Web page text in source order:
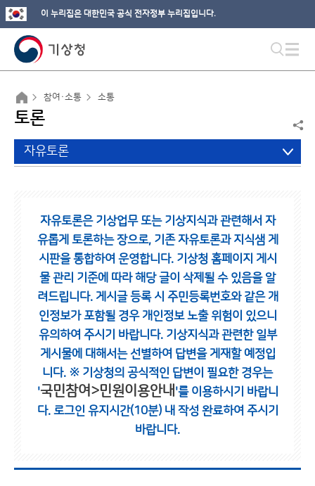
이 누리집은 대한민국 공식 전자정부 누리집입니다.
참여·소통 소통
토론
자유토론
자유토론은 기상업무 또는 기상지식과 관련해서 자
유롭게 토론하는 장으로, 기존 자유토론과 지식샘 게
시판을 통합하여 운영합니다. 기상청 홈페이지 게시
물 관리 기준에 따라 해당 글이 삭제될 수 있음을 알
려드립니다. 게시글 등록 시 주민등록번호와 같은 개
인정보가 포함될 경우 개인정보 노출 위험이 있으니
유의하여 주시기 바랍니다. 기상지식과 관련한 일부
게시물에 대해서는 선별하여 답변을 게재할 예정입
니다. ※ 기상청의 공식적인 답변이 필요한 경우는
'국민참여>민원이용안내 '를 이용하시기 바랍니
다. 로그인 유지시간(10분) 내 작성 완료하여 주시기
바랍니다.